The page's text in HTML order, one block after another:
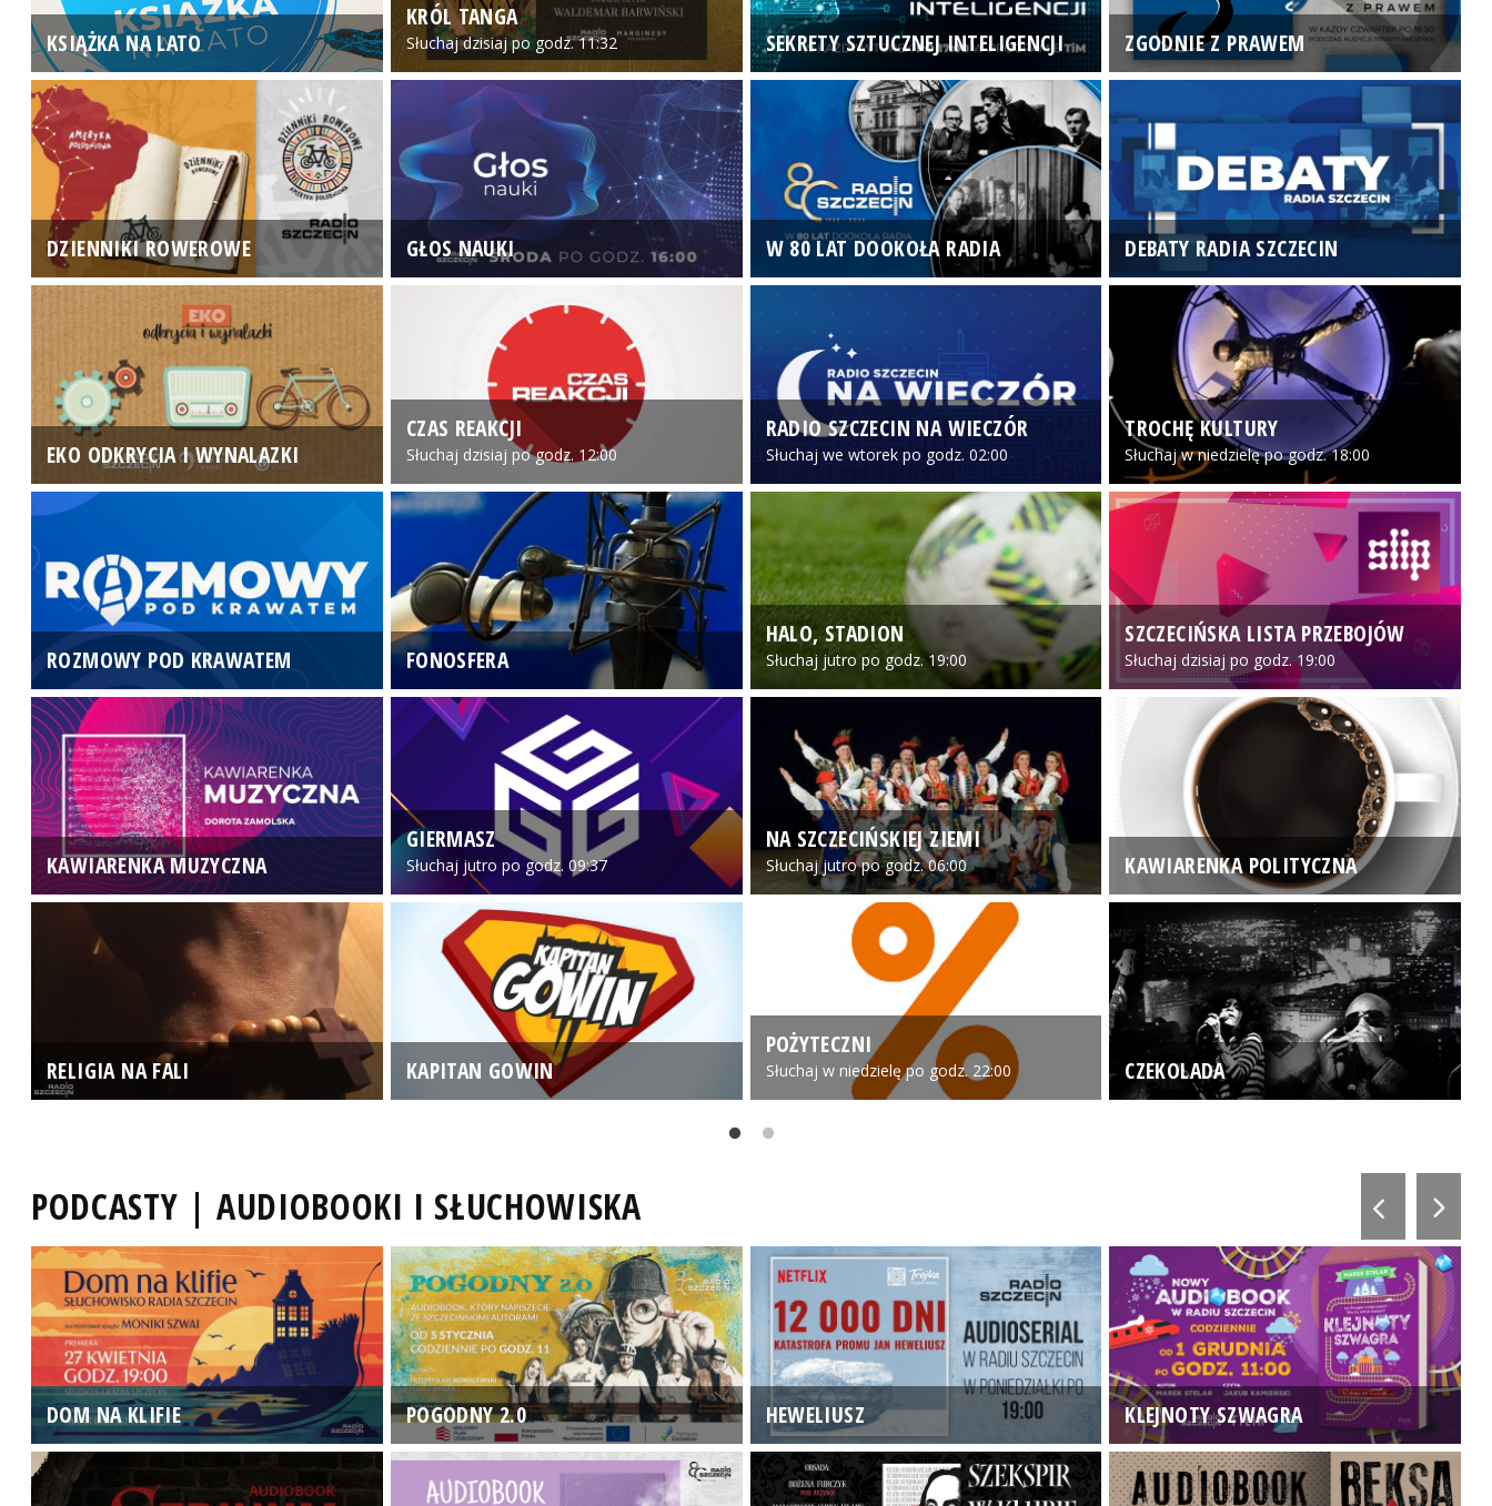
KSIĄŻKA NA LATO
KRÓL TANGA
Słuchaj dzisiaj po godz. 11:32 SEKRETY SZTUCZNEJ INTELIGENCJI ZGODNIE Z PRAWEM
DZIENNIKI ROWEROWE GŁOS NAUKI W 80 LAT DOOKOŁA RADIA DEBATY RADIA SZCZECIN
EKO ODKRYCIA I WYNALAZKI
CZAS REAKCJI
Słuchaj dzisiaj po godz. 12:00
RADIO SZCZECIN NA WIECZÓR
Słuchaj we wtorek po godz. 02:00
TROCHĘ KULTURY
Słuchaj w niedzielę po godz. 18:00
ROZMOWY POD KRAWATEM FONOSFERA
HALO, STADION
Słuchaj jutro po godz. 19:00
SZCZECIŃSKA LISTA PRZEBOJÓW
Słuchaj dzisiaj po godz. 19:00
KAWIARENKA MUZYCZNA
GIERMASZ
Słuchaj jutro po godz. 09:37
NA SZCZECIŃSKIEJ ZIEMI
Słuchaj jutro po godz. 06:00 KAWIARENKA POLITYCZNA
RELIGIA NA FALI KAPITAN GOWIN
POŻYTECZNI
Słuchaj w niedzielę po godz. 22:00 CZEKOLADA
PODCASTY | AUDIOBOOKI I SŁUCHOWISKA
DOM NA KLIFIE POGODNY 2.0 HEWELIUSZ KLEJNOTY SZWAGRA